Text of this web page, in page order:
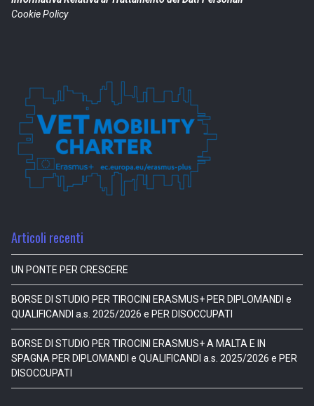
Cookie Policy
Articoli recenti
UN PONTE PER CRESCERE
BORSE DI STUDIO PER TIROCINI ERASMUS+ PER DIPLOMANDI e
QUALIFICANDI a.s. 2025/2026 e PER DISOCCUPATI
BORSE DI STUDIO PER TIROCINI ERASMUS+ A MALTA E IN
SPAGNA PER DIPLOMANDI e QUALIFICANDI a.s. 2025/2026 e PER
DISOCCUPATI